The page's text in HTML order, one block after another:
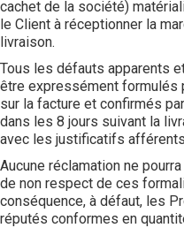
cachet de la société)
le Client à réceptionner la
livraison.
Tous les défauts apparents
être expressément formulés
sur la facture et confirmés
dans les 8 jours suivant la
avec les justificatifs
Aucune réclamation ne
de non respect de ces
conséquence, à défaut, les
réputés conformes en